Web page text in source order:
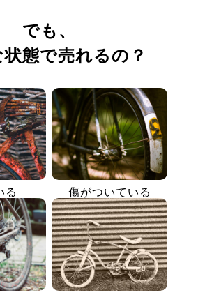
でも、
態で売れるの？
る 傷がついている